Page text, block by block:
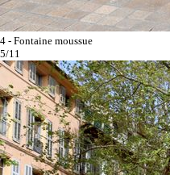
4 - Fontaine moussue
5/11